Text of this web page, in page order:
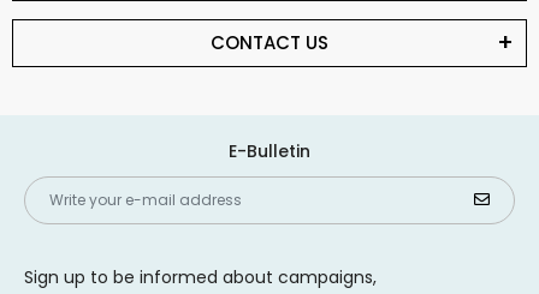
CONTACT US
E-Bulletin
Sign up to be informed about campaigns,